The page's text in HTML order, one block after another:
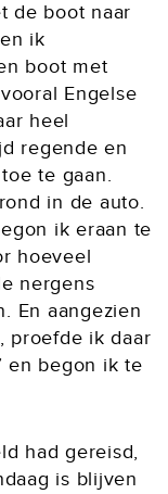
de boot naar
ik
boot met
Engelse
heel
regende en
te gaan.
in de auto.
ik eraan te
hoeveel
nergens
En aangezien
proefde ik daar
en begon ik te
had gereisd,
is blijven